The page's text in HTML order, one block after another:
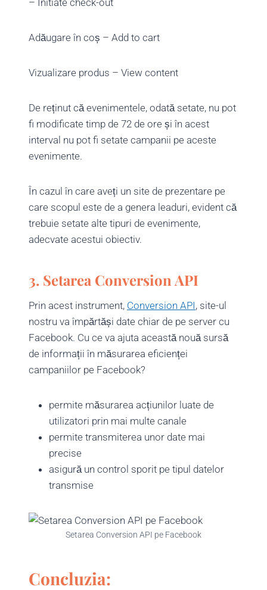
– Initiate check-out
Adăugare în coș – Add to cart
Vizualizare produs – View content
De reținut că evenimentele, odată setate, nu pot
fi modificate timp de 72 de ore și în acest
interval nu pot fi setate campanii pe aceste
evenimente.
În cazul în care aveți un site de prezentare pe
care scopul este de a genera leaduri, evident că
trebuie setate alte tipuri de evenimente,
adecvate acestui obiectiv.
3. Setarea Conversion API
Prin acest instrument, Conversion API, site-ul
nostru va împărtăși date chiar de pe server cu
Facebook. Cu ce va ajuta această nouă sursă
de informații în măsurarea eficienței
campaniilor pe Facebook?
permite măsurarea acțiunilor luate de
utilizatori prin mai multe canale
permite transmiterea unor date mai
precise
asigură un control sporit pe tipul datelor
transmise
Setarea Conversion API pe Facebook
Concluzia: